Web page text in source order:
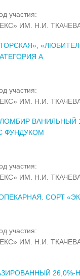
участия:
ИМ. Н.И.
А
участия:
ИМ. Н.И.
ВАНИЛЬНЫЙ
ФУНДУКОМ
участия:
ИМ. Н.И.
СОРТ
участия:
ИМ. Н.И.